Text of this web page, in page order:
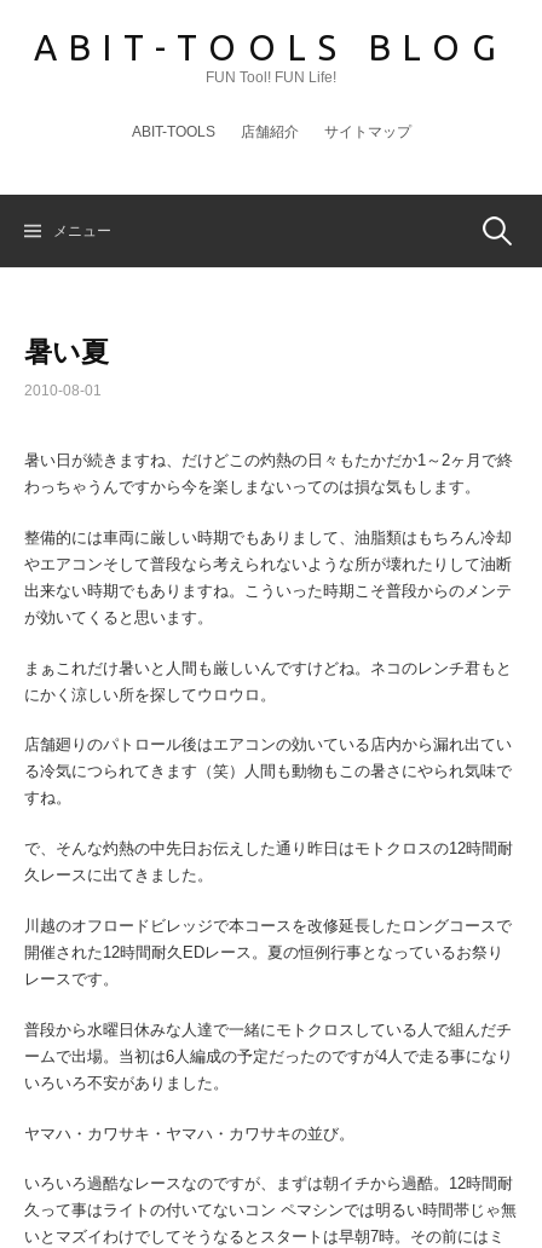
キ
ABIT-TOOLS BLOG
FUN Tool! FUN Life!
ABIT-TOOLS 店舗紹介 サイトマップ
メニュー 検
暑い夏
2010-08-01
暑い日が続きますね、だけどこの灼熱の日々もたかだか1～2ヶ月で終
わっちゃうんですから今を楽しまないってのは損な気もします。
整備的には車両に厳しい時期でもありまして、油脂類はもちろん冷却
やエアコンそして普段なら考えられないような所が壊れたりして油断
出来ない時期でもありますね。こういった時期こそ普段からのメンテ
が効いてくると思います。
まぁこれだけ暑いと人間も厳しいんですけどね。ネコのレンチ君もと
にかく涼しい所を探してウロウロ。
店舗廻りのパトロール後はエアコンの効いている店内から漏れ出てい
る冷気につられてきます（笑）人間も動物もこの暑さにやられ気味で
すね。
で、そんな灼熱の中先日お伝えした通り昨日はモトクロスの12時間耐
久レースに出てきました。
川越のオフロードビレッジで本コースを改修延長したロングコースで
開催された12時間耐久EDレース。夏の恒例行事となっているお祭り
レースです。
普段から水曜日休みな人達で一緒にモトクロスしている人で組んだチ
ームで出場。当初は6人編成の予定だったのですが4人で走る事になり
いろいろ不安がありました。
ヤマハ・カワサキ・ヤマハ・カワサキの並び。
いろいろ過酷なレースなのですが、まずは朝イチから過酷。12時間耐
久って事はライトの付いてないコン ペマシンでは明るい時間帯じゃ無
いとマズイわけでしてそうなるとスタートは早朝7時。その前にはミ